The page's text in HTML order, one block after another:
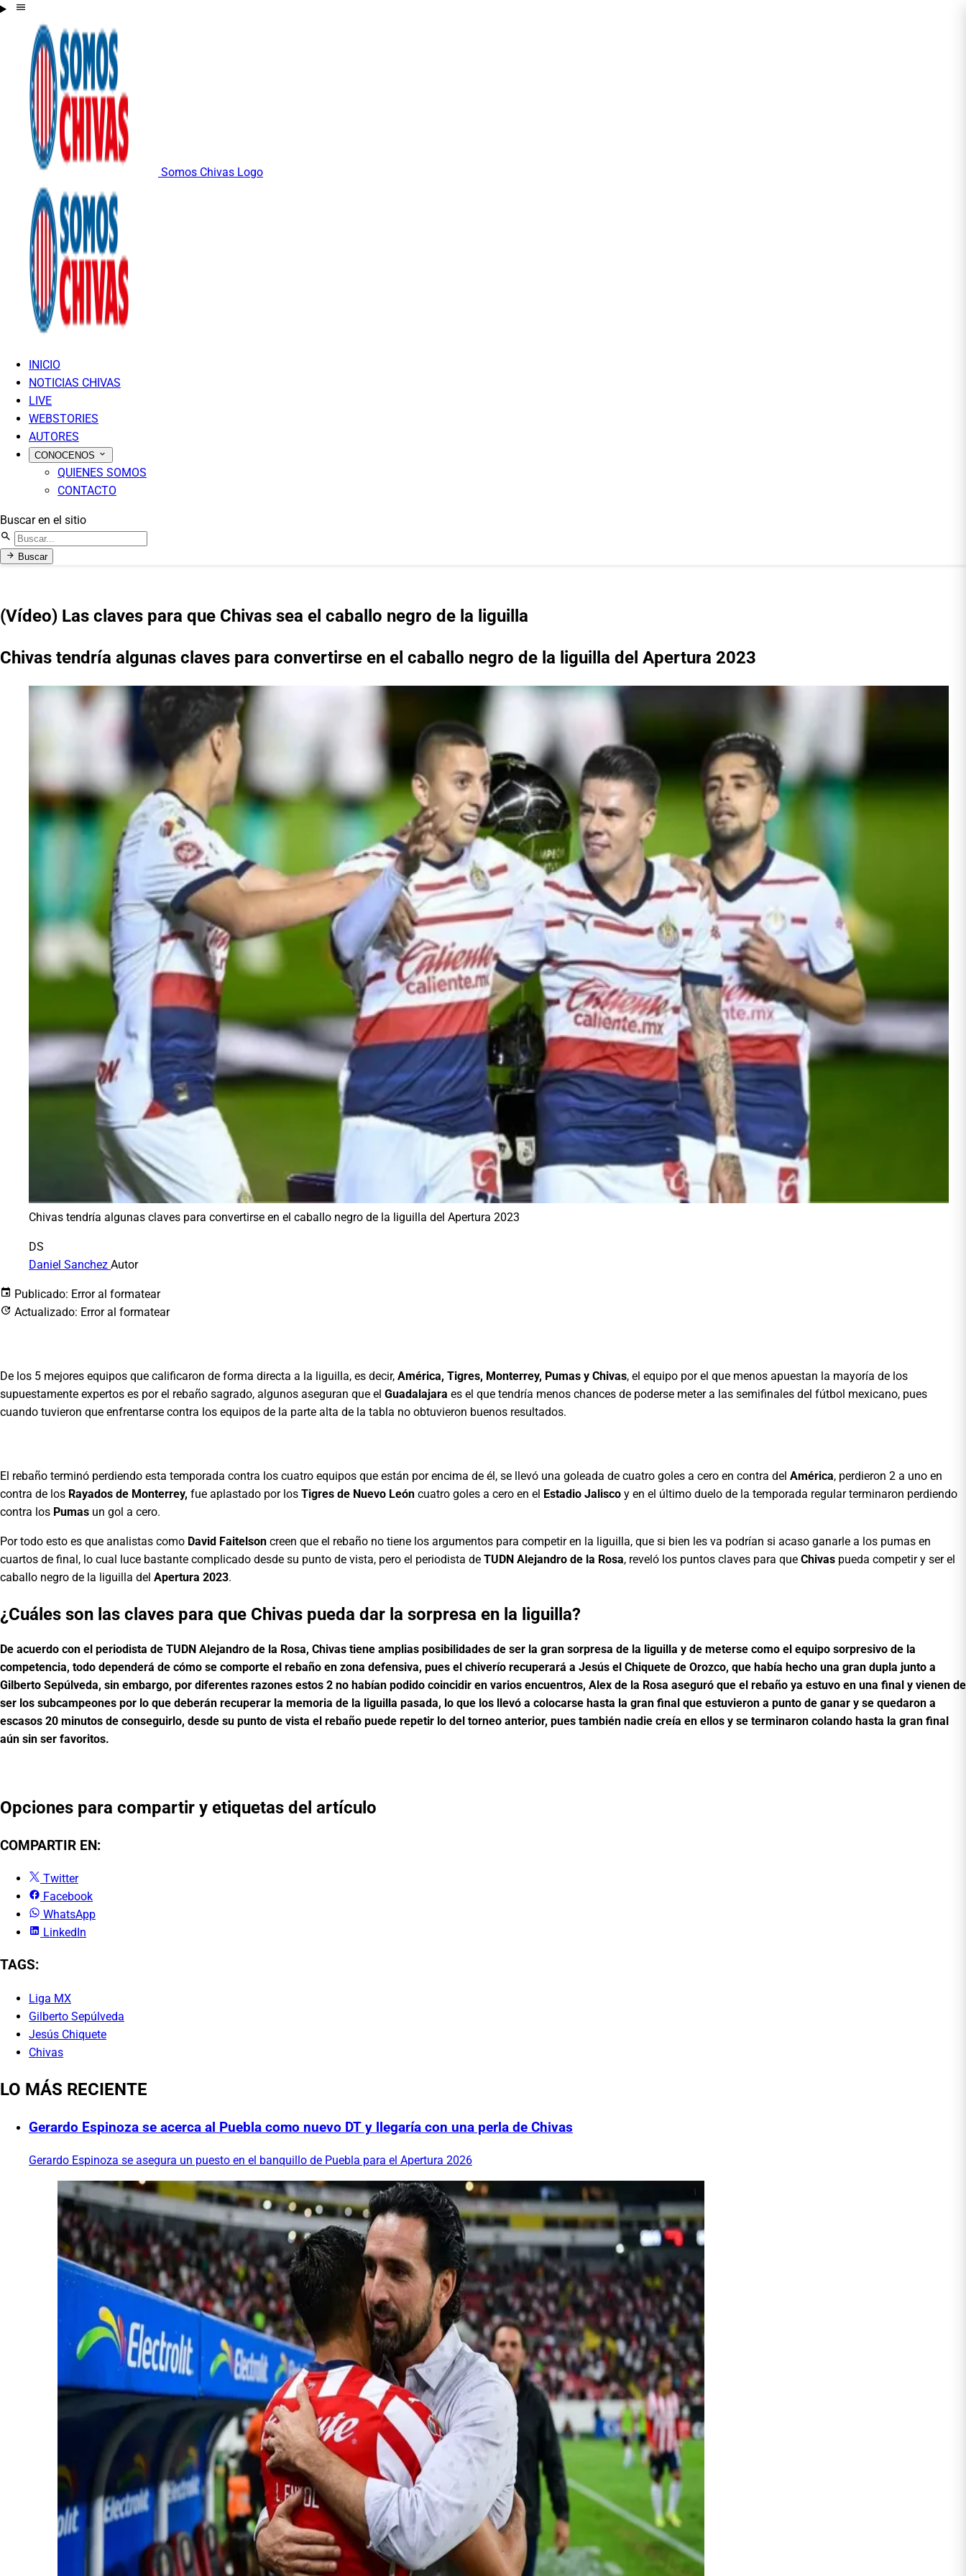
Somos Chivas Logo
INICIO
NOTICIAS CHIVAS
LIVE
WEBSTORIES
AUTORES
CONOCENOS
QUIENES SOMOS
CONTACTO
Buscar en el sitio
Buscar
(Vídeo) Las claves para que Chivas sea el caballo negro de la liguilla
Chivas tendría algunas claves para convertirse en el caballo negro de la liguilla del Apertura 2023
Chivas tendría algunas claves para convertirse en el caballo negro de la liguilla del Apertura 2023
DS
Daniel Sanchez Autor
Publicado: Error al formatear
Actualizado: Error al formatear
De los 5 mejores equipos que calificaron de forma directa a la liguilla, es decir, América, Tigres, Monterrey, Pumas y Chivas, el equipo por el que menos apuestan la mayoría de los
supuestamente expertos es por el rebaño sagrado, algunos aseguran que el Guadalajara es el que tendría menos chances de poderse meter a las semifinales del fútbol mexicano, pues
cuando tuvieron que enfrentarse contra los equipos de la parte alta de la tabla no obtuvieron buenos resultados.
El rebaño terminó perdiendo esta temporada contra los cuatro equipos que están por encima de él, se llevó una goleada de cuatro goles a cero en contra del América, perdieron 2 a uno en
contra de los Rayados de Monterrey, fue aplastado por los Tigres de Nuevo León cuatro goles a cero en el Estadio Jalisco y en el último duelo de la temporada regular terminaron perdiendo
contra los Pumas un gol a cero.
Por todo esto es que analistas como David Faitelson creen que el rebaño no tiene los argumentos para competir en la liguilla, que si bien les va podrían si acaso ganarle a los pumas en
cuartos de final, lo cual luce bastante complicado desde su punto de vista, pero el periodista de TUDN Alejandro de la Rosa, reveló los puntos claves para que Chivas pueda competir y ser el
caballo negro de la liguilla del Apertura 2023.
¿Cuáles son las claves para que Chivas pueda dar la sorpresa en la liguilla?
De acuerdo con el periodista de TUDN Alejandro de la Rosa, Chivas tiene amplias posibilidades de ser la gran sorpresa de la liguilla y de meterse como el equipo sorpresivo de la
competencia, todo dependerá de cómo se comporte el rebaño en zona defensiva, pues el chiverío recuperará a Jesús el Chiquete de Orozco, que había hecho una gran dupla junto a
Gilberto Sepúlveda, sin embargo, por diferentes razones estos 2 no habían podido coincidir en varios encuentros, Alex de la Rosa aseguró que el rebaño ya estuvo en una final y vienen de
ser los subcampeones por lo que deberán recuperar la memoria de la liguilla pasada, lo que los llevó a colocarse hasta la gran final que estuvieron a punto de ganar y se quedaron a
escasos 20 minutos de conseguirlo, desde su punto de vista el rebaño puede repetir lo del torneo anterior, pues también nadie creía en ellos y se terminaron colando hasta la gran final
aún sin ser favoritos.
Opciones para compartir y etiquetas del artículo
COMPARTIR EN:
Twitter
Facebook
WhatsApp
LinkedIn
TAGS:
Liga MX
Gilberto Sepúlveda
Jesús Chiquete
Chivas
LO MÁS RECIENTE
Gerardo Espinoza se acerca al Puebla como nuevo DT y llegaría con una perla de Chivas
Gerardo Espinoza se asegura un puesto en el banquillo de Puebla para el Apertura 2026